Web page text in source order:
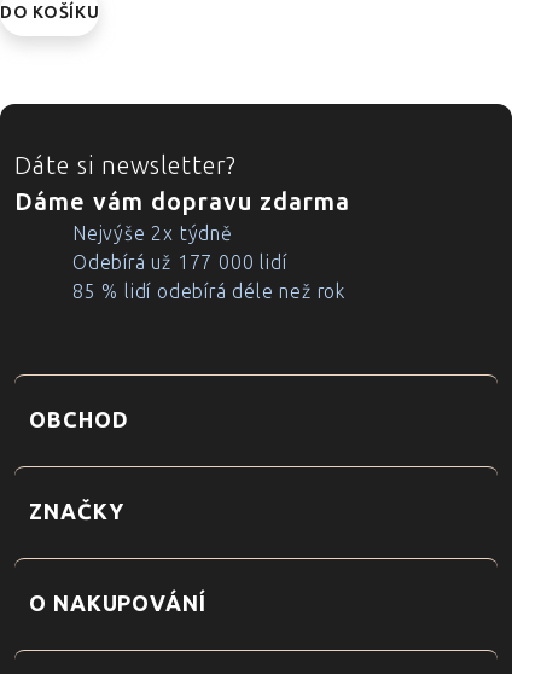
DO KOŠÍKU
ZÁPATÍ
Dáte si newsletter?
Dáme vám dopravu zdarma
Nejvýše 2x týdně
Odebírá už 177 000 lidí
85 % lidí odebírá déle než rok
OBCHOD
ZNAČKY
O NAKUPOVÁNÍ